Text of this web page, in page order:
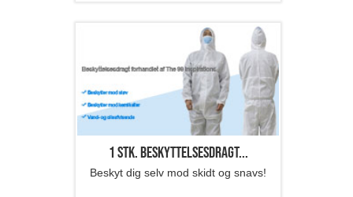
1 stk. beskyttelsesdragt...
Beskyt dig selv mod skidt og snavs!